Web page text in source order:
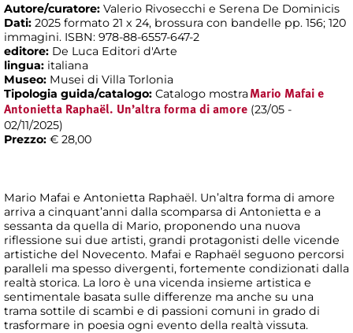
Autore/curatore: Valerio Rivosecchi e Serena De Dominicis
Dati: 2025 formato 21 x 24, brossura con bandelle pp. 156; 120
immagini. ISBN: 978-88-6557-647-2
editore: De Luca Editori d'Arte
lingua: italiana
Museo: Musei di Villa Torlonia
Tipologia guida/catalogo: Catalogo mostraMario Mafai e
Antonietta Raphaël. Un’altra forma di amore (23/05 -
02/11/2025)
Prezzo: € 28,00
Mario Mafai e Antonietta Raphaël. Un’altra forma di amore
arriva a cinquant’anni dalla scomparsa di Antonietta e a
sessanta da quella di Mario, proponendo una nuova
riflessione sui due artisti, grandi protagonisti delle vicende
artistiche del Novecento. Mafai e Raphaël seguono percorsi
paralleli ma spesso divergenti, fortemente condizionati dalla
realtà storica. La loro è una vicenda insieme artistica e
sentimentale basata sulle differenze ma anche su una
trama sottile di scambi e di passioni comuni in grado di
trasformare in poesia ogni evento della realtà vissuta.